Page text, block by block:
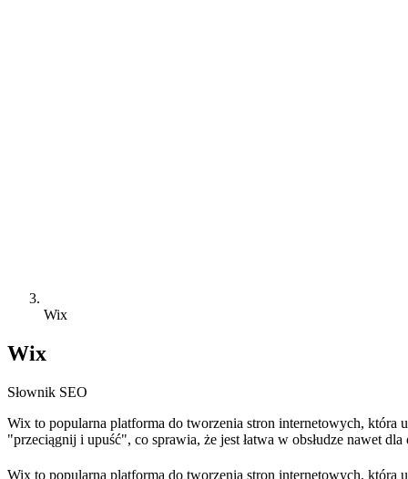
Wix
Wix
Słownik SEO
Wix to popularna platforma do tworzenia stron internetowych,
"przeciągnij i upuść", co sprawia, że jest łatwa w obsłudze nawet
Wix to popularna platforma do tworzenia stron internetowych,